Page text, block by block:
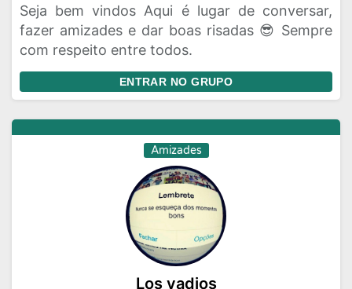
Seja bem vindos Aqui é lugar de conversar,
fazer amizades e dar boas risadas 😎 Sempre
com respeito entre todos.
ENTRAR NO GRUPO
Amizades
Los vadios